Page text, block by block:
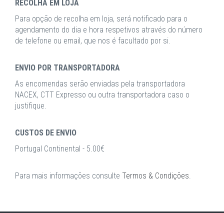
RECOLHA EM LOJA
Para opção de recolha em loja, será notificado para o
agendamento do dia e hora respetivos através do número
de telefone ou email, que nos é facultado por si.
ENVIO POR TRANSPORTADORA
As encomendas serão enviadas pela transportadora
NACEX, CTT Expresso ou outra transportadora caso o
justifique.
CUSTOS DE ENVIO
Portugal Continental - 5.00€
Para mais informações consulte Termos & Condições.